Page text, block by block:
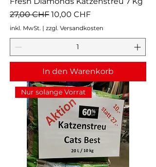
Standardpreis
27,00 CHF Sale-Preis
10,00 CHF
inkl. MwSt. | zzgl. Versandkosten
In den Warenkorb
Nur solange Vorrat